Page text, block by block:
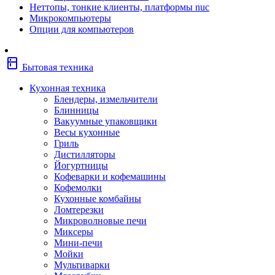
Фены
Щипцы
Электробритвы
Сушильные машины
Морозильные камеры
Плиты
Посудомоечные машины
Водонагреватели
Бойлеры
Встраиваемая техника
Варочные поверхности электрические
Духовые шкафы электрические
Неттопы, тонкие клиенты, платформы nuc
Микрокомпьютеры
Опции для компьютеров
kitchen Бытовая техника
Кухонная техника
Блендеры, измельчители
Блинницы
Вакуумные упаковщики
Весы кухонные
Гриль
Дистилляторы
Йогуртницы
Кофеварки и кофемашины
Кофемолки
Кухонные комбайны
Ломтерезки
Микроволновые печи
Миксеры
Мини-печи
Мойки
Мультиварки